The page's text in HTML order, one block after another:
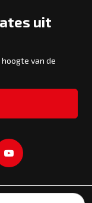
uit
van de